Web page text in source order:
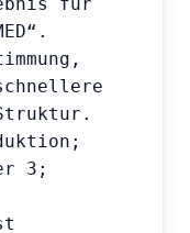
3;